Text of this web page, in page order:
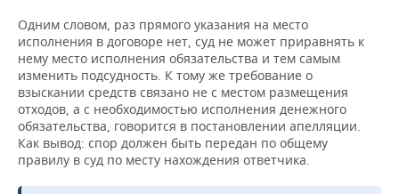
Одним словом, раз прямого указания на место
исполнения в договоре нет, суд не может приравнять к
нему место исполнения обязательства и тем самым
изменить подсудность. К тому же требование о
взыскании средств связано не с местом размещения
отходов, а с необходимостью исполнения денежного
обязательства, говорится в постановлении апелляции.
Как вывод: спор должен быть передан по общему
правилу в суд по месту нахождения ответчика.